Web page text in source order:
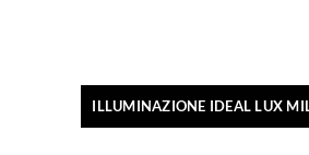
ILLUMINAZIONE IDEAL LUX